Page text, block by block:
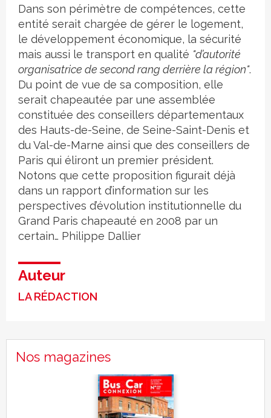
Dans son périmètre de compétences, cette
entité serait chargée de gérer le logement,
le développement économique, la sécurité
mais aussi le transport en qualité "d’autorité
organisatrice de second rang derrière la région".
Du point de vue de sa composition, elle
serait chapeautée par une assemblée
constituée des conseillers départementaux
des Hauts-de-Seine, de Seine-Saint-Denis et
du Val-de-Marne ainsi que des conseillers de
Paris qui éliront un premier président.
Notons que cette proposition figurait déjà
dans un rapport d’information sur les
perspectives d’évolution institutionnelle du
Grand Paris chapeauté en 2008 par un
certain… Philippe Dallier
Auteur
LA RÉDACTION
Nos magazines